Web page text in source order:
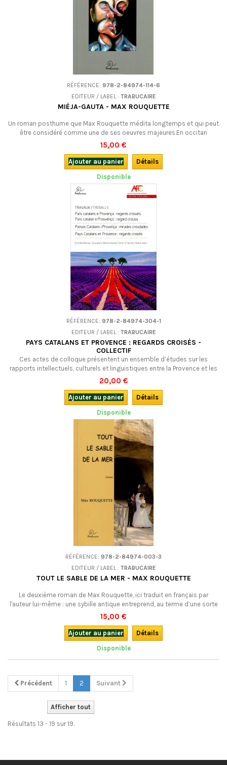
RÉFÉRENCE: 978-2-84974-114-6
EDITEUR / LABEL : TRABUCAIRE
MIÈJA-GAUTA - MAX ROUQUETTE
Un roman posthume que Max Rouquette médita longtemps et qui peut
être considéré comme une de ses oeuvres majeures.En occitan
(languedocien).
15,00 €
Ajouter au panier
Détails
Disponible
RÉFÉRENCE: 978-2-84974-304-1
EDITEUR / LABEL : TRABUCAIRE
PAYS CATALANS ET PROVENCE : REGARDS CROISÉS -
COLLECTIF
Ces actes de colloque présentent un ensemble d’études sur les
rapports intellectuels, culturels et linguistiques entre la Provence et les
Pays Catalans, du Moyen Age à nos jours. Une longue histoire, à
découvrir ! Trilingue : français, occitan (graphie classique et graphie
mistralienne), catalan.
20,00 €
Ajouter au panier
Détails
Disponible
RÉFÉRENCE: 978-2-84974-003-3
EDITEUR / LABEL : TRABUCAIRE
TOUT LE SABLE DE LA MER - MAX ROUQUETTE
Le deuxième roman de Max Rouquette, ici traduit en français par
l'auteur lui-même : une sybille antique entreprend, au terme d’une sorte
de pacte avec la divinité au service de laquelle elle s’est mise, un
voyage sans fin dans l’éternité, non sans connaître un bon nombre de
métamorphoses...
15,00 €
Ajouter au panier
Détails
Disponible
Précédent 1 2 Suivant
Afficher tout
Résultats 13 - 19 sur 19.